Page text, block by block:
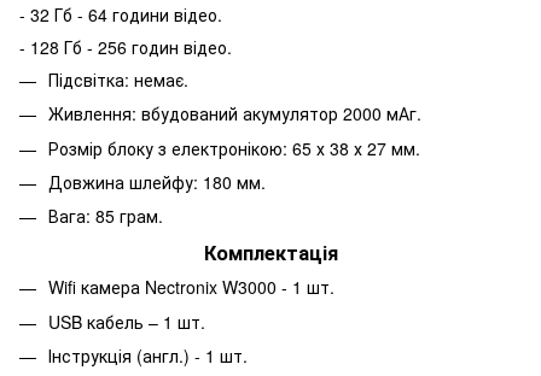
- 32 Гб - 64 години відео.
- 128 Гб - 256 годин відео.
Підсвітка: немає.
Живлення: вбудований акумулятор 2000 мАг.
Розмір блоку з електронікою: 65 х 38 х 27 мм.
Довжина шлейфу: 180 мм.
Вага: 85 грам.
Комплектація
Wifi камера Nectronix W3000 - 1 шт.
USB кабель – 1 шт.
Інструкція (англ.) - 1 шт.